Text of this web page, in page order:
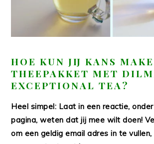
HOE KUN JIJ KANS
THEEPAKKET MET
EXCEPTIONAL TEA?
Heel simpel: Laat in een reactie,
pagina, weten dat jij mee wilt doen!
om een geldig email adres in te vullen,